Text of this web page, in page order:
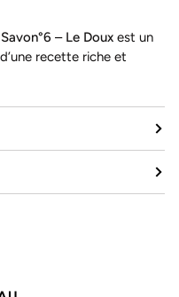
Savon°6 – Le Doux est un
recette riche et